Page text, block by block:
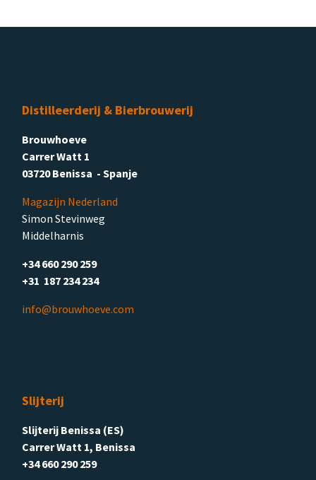
Distilleerderij & Bierbrouwerij
Brouwhoeve
Carrer Watt 1
03720 Benissa - Spanje
Magazijn Nederland
Simon Stevinweg
Middelharnis
+34 660 290 259
+31 187 234 234
info@brouwhoeve.com
Slijterij
Slijterij Benissa (ES)
Carrer Watt 1, Benissa
+34 660 290 259